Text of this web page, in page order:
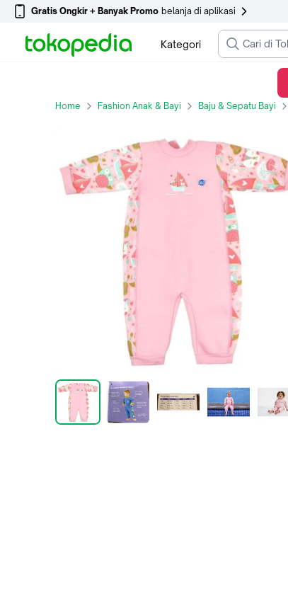
Gratis Ongkir + Banyak Promo belanja di aplikasi
Kategori
Home Fashion Anak & Bayi Baju & Sepatu Bayi